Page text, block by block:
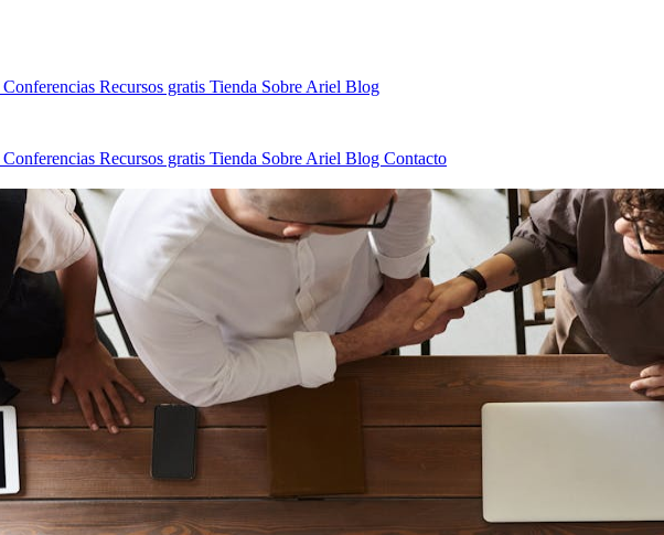
Conferencias Recursos gratis Tienda Sobre Ariel Blog
Conferencias Recursos gratis Tienda Sobre Ariel Blog Contacto